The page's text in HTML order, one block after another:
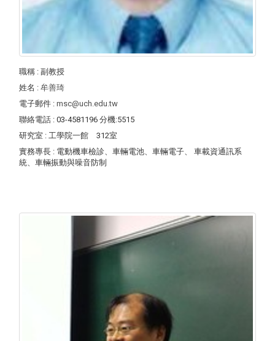
職稱 : 副教授
姓名 : 牟善琦
電子郵件 : msc@uch.edu.tw
聯絡電話 : 03-4581196 分機:5515
研究室 : 工學院一館 312室
實務專長 : 電動機車檢診、車輛電池、車輛電子、 車載資通訊系
統、車輛振動與噪音防制